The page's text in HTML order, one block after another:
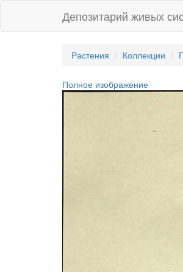
Депозитарий живых
Растения Коллекции
Полное изображение